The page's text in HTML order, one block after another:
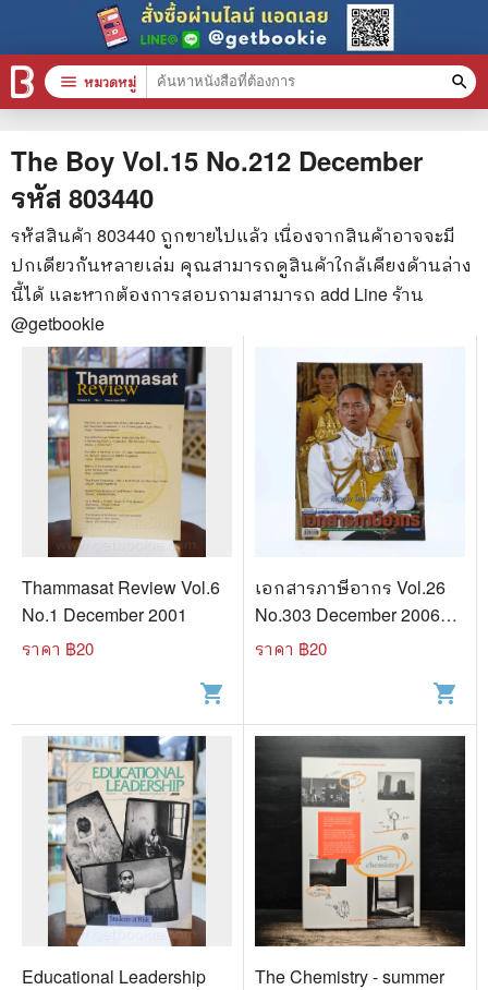
The Boy Vol.15 No.212 December
รหัส 803440
รหัสสินค้า 803440 ถูกขายไปแล้ว เนื่องจากสินค้าอาจจะมี
ปกเดียวกันหลายเล่ม คุณสามารถดูสินค้าใกล้เคียงด้านล่าง
นี้ได้ และหากต้องการสอบถามสามารถ add Line ร้าน
@getbookie
Thammasat Review Vol.6
No.1 December 2001
ราคา ฿20
shopping_cart
เอกสารภาษีอากร Vol.26
No.303 December 2006
(ในหลวงรัชกาลที่9)
ราคา ฿20
shopping_cart
Educational Leadership
The Chemistry - summer
menu หมวดหมู่ search
หมวดหมู่สินค้า
หนังสือทั้งหมด
stars สินค้าใช้เฉพาะแต้มเท่านั้น
📚 หนังสือทั่วไป
🦄 วรรณกรรม นิยาย เรื่องสั้น
🎓 การศึกษา
😼 หนังสือการ์ตูน
🐲 หนังสือเด็ก
📕 นิตยสาร
🌎 International Books
🎲 Board Game
📅 สินค้าอื่นๆ